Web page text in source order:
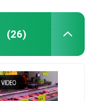
(26)